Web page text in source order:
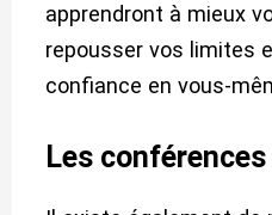
apprendront à mieux
repousser vos limites
confiance en vous-
Les